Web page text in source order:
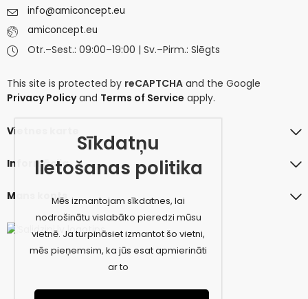
info@amiconcept.eu
amiconcept.eu
Otr.–Sest.: 09:00–19:00 | Sv.–Pirm.: Slēgts
This site is protected by reCAPTCHA and the Google
Privacy Policyand Terms of Service apply.
Vietnes karte
Informācija
Mans konts
Sīkdatņu
lietošanas politika
Mēs izmantojam sīkdatnes, lai
nodrošinātu vislabāko pieredzi mūsu
vietnē. Ja turpināsiet izmantot šo vietni,
mēs pieņemsim, ka jūs esat apmierināti
ar to